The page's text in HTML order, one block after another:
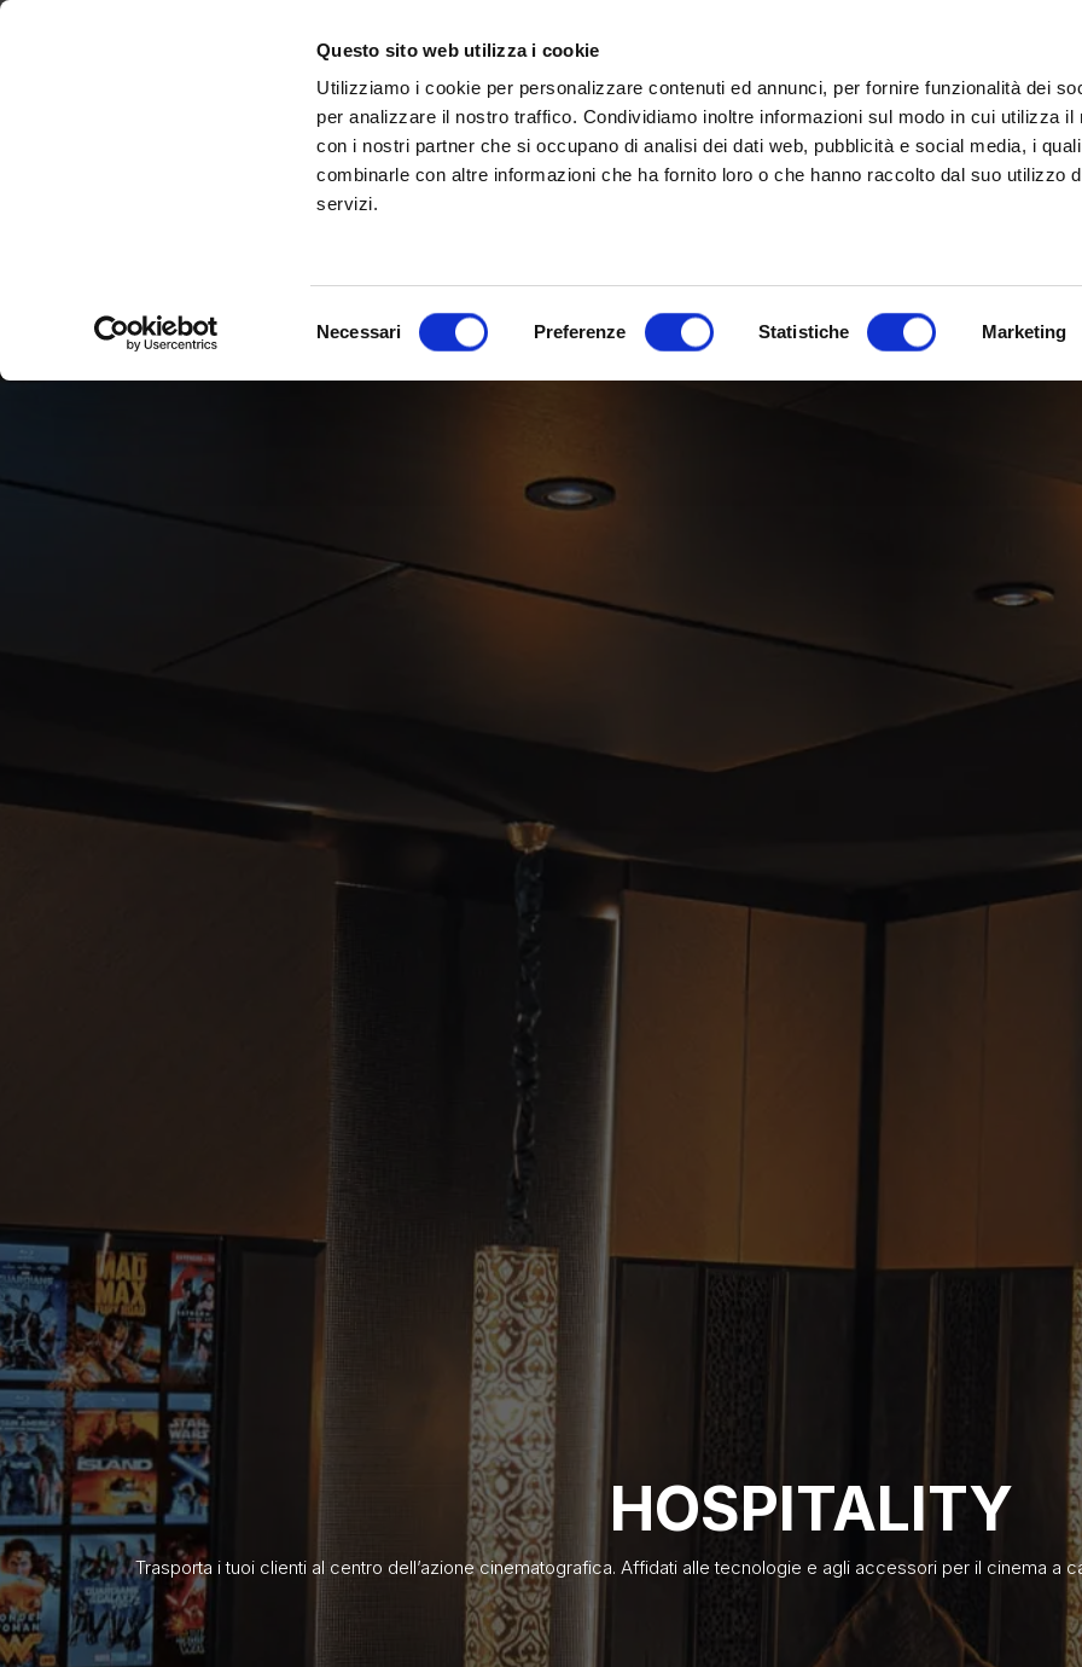
Questo sito web utilizza i cookie
Utilizziamo i cookie per personalizzare contenuti ed annunci, per fornire funzionalità dei
per analizzare il nostro traffico. Condividiamo inoltre informazioni sul modo in cui utilizza il
con i nostri partner che si occupano di analisi dei dati web, pubblicità e social media, i
combinarle con altre informazioni che ha fornito loro o che hanno raccolto dal suo utilizzo
servizi.
Necessari Preferenze Statistiche Marketing
HOSPITALITY
Trasporta i tuoi clienti al centro dell’azione cinematografica. Affidati alle tecnologie e agli accessori per il cinema a